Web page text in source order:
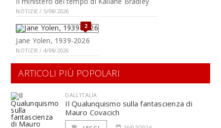
NOTIZIE / 5/08/2026
2
Jane Yolen, 1939-2026
NOTIZIE / 4/08/2026
ARTICOLI PIÙ POPOLARI
DALL'ITALIA
Il Qualunquismo sulla fantascienza di
Mauro Covacich